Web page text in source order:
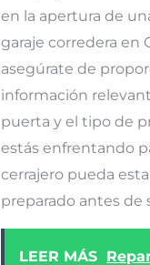
en la apertura de
garaje corredera en
asegúrate de
información
puerta y el tipo de
estás enfrentando
cerrajero pueda
preparado antes de
LEER MÁS